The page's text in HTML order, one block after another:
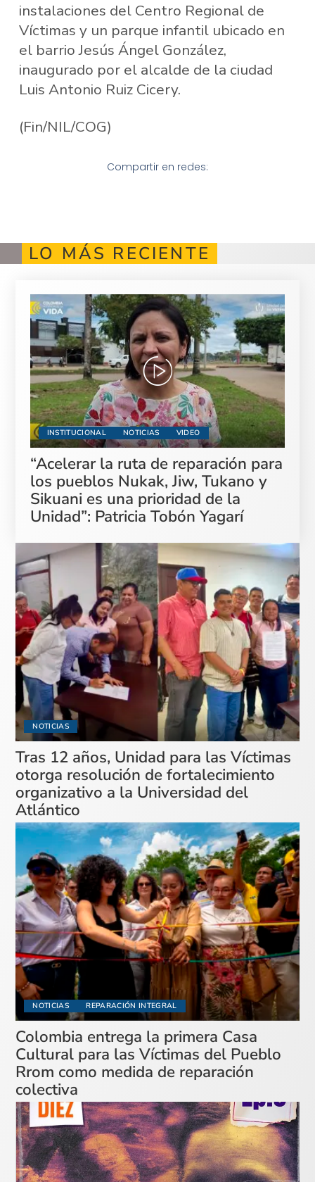
instalaciones del Centro Regional de
Víctimas y un parque infantil ubicado en
el barrio Jesús Ángel González,
inaugurado por el alcalde de la ciudad
Luis Antonio Ruiz Cicery.
(Fin/NIL/COG)
Compartir en redes:
LO MÁS RECIENTE
INSTITUCIONAL NOTICIAS VIDEO
“Acelerar la ruta de reparación para
los pueblos Nukak, Jiw, Tukano y
Sikuani es una prioridad de la
Unidad”: Patricia Tobón Yagarí
NOTICIAS
Tras 12 años, Unidad para las Víctimas
otorga resolución de fortalecimiento
organizativo a la Universidad del
Atlántico
NOTICIAS REPARACIÓN INTEGRAL
Colombia entrega la primera Casa
Cultural para las Víctimas del Pueblo
Rrom como medida de reparación
colectiva